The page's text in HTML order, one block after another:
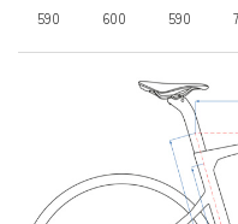
590 600 590